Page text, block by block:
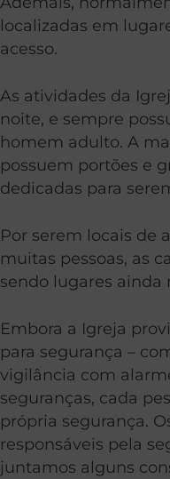
localizadas em
acesso.
As atividades da
noite, e sempre
homem adulto. A
possuem portões e
dedicadas para
Por serem locais de
muitas pessoas, as
sendo lugares ainda
Embora a Igreja
para segurança –
vigilância com
seguranças, cada
própria segurança.
responsáveis pela
juntamos alguns